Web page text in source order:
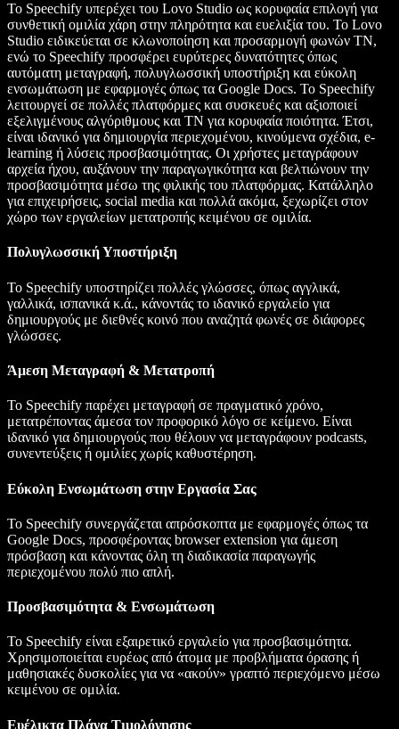
Το Speechify υπερέχει του Lovo Studio ως κορυφαία επιλογή για
συνθετική ομιλία χάρη στην πληρότητα και ευελιξία του. Το Lovo
Studio ειδικεύεται σε κλωνοποίηση και προσαρμογή φωνών ΤΝ,
ενώ το Speechify προσφέρει ευρύτερες δυνατότητες όπως
αυτόματη μεταγραφή, πολυγλωσσική υποστήριξη και εύκολη
ενσωμάτωση με εφαρμογές όπως τα Google Docs. Το Speechify
λειτουργεί σε πολλές πλατφόρμες και συσκευές και αξιοποιεί
εξελιγμένους αλγόριθμους και ΤΝ για κορυφαία ποιότητα. Έτσι,
είναι ιδανικό για δημιουργία περιεχομένου, κινούμενα σχέδια, e-
learning ή λύσεις προσβασιμότητας. Οι χρήστες μεταγράφουν
αρχεία ήχου, αυξάνουν την παραγωγικότητα και βελτιώνουν την
προσβασιμότητα μέσω της φιλικής του πλατφόρμας. Κατάλληλο
για επιχειρήσεις, social media και πολλά ακόμα, ξεχωρίζει στον
χώρο των εργαλείων μετατροπής κειμένου σε ομιλία.
Πολυγλωσσική Υποστήριξη
Το Speechify υποστηρίζει πολλές γλώσσες, όπως αγγλικά,
γαλλικά, ισπανικά κ.ά., κάνοντάς το ιδανικό εργαλείο για
δημιουργούς με διεθνές κοινό που αναζητά φωνές σε διάφορες
γλώσσες.
Άμεση Μεταγραφή & Μετατροπή
Το Speechify παρέχει μεταγραφή σε πραγματικό χρόνο,
μετατρέποντας άμεσα τον προφορικό λόγο σε κείμενο. Είναι
ιδανικό για δημιουργούς που θέλουν να μεταγράφουν podcasts,
συνεντεύξεις ή ομιλίες χωρίς καθυστέρηση.
Εύκολη Ενσωμάτωση στην Εργασία Σας
Το Speechify συνεργάζεται απρόσκοπτα με εφαρμογές όπως τα
Google Docs, προσφέροντας browser extension για άμεση
πρόσβαση και κάνοντας όλη τη διαδικασία παραγωγής
περιεχομένου πολύ πιο απλή.
Προσβασιμότητα & Ενσωμάτωση
Το Speechify είναι εξαιρετικό εργαλείο για προσβασιμότητα.
Χρησιμοποιείται ευρέως από άτομα με προβλήματα όρασης ή
μαθησιακές δυσκολίες για να «ακούν» γραπτό περιεχόμενο μέσω
κειμένου σε ομιλία.
Ευέλικτα Πλάνα Τιμολόγησης